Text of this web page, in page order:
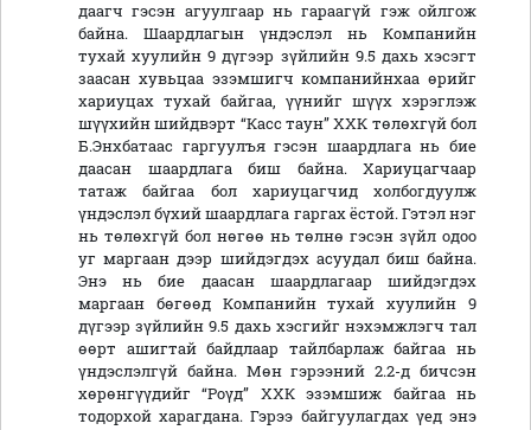
даагч гэсэн агуулгаар нь гараагүй гэж ойлгож
байна. Шаардлагын үндэслэл нь Компанийн
тухай хуулийн 9 дүгээр зүйлийн 9.5 дахь хэсэгт
заасан хувьцаа эзэмшигч компанийнхаа өрийг
хариуцах тухай байгаа, үүнийг шүүх хэрэглэж
шүүхийн шийдвэрт “Касс таун” ХХК төлөхгүй бол
Б.Энхбатаас гаргуулъя гэсэн шаардлага нь бие
даасан шаардлага биш байна. Хариуцагчаар
татаж байгаа бол хариуцагчид холбогдуулж
үндэслэл бүхий шаардлага гаргах ёстой. Гэтэл нэг
нь төлөхгүй бол нөгөө нь төлнө гэсэн зүйл одоо
уг маргаан дээр шийдэгдэх асуудал биш байна.
Энэ нь бие даасан шаардлагаар шийдэгдэх
маргаан бөгөөд Компанийн тухай хуулийн 9
дүгээр зүйлийн 9.5 дахь хэсгийг нэхэмжлэгч тал
өөрт ашигтай байдлаар тайлбарлаж байгаа нь
үндэслэлгүй байна. Мөн гэрээний 2.2-д бичсэн
хөрөнгүүдийг “Роүд” ХХК эзэмшиж байгаа нь
тодорхой харагдана. Гэрээ байгуулагдах үед энэ